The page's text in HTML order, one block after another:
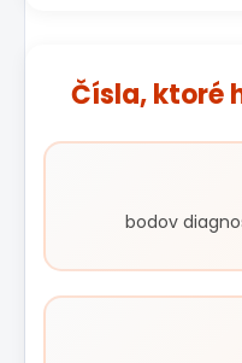
Čísla, ktoré
bodov